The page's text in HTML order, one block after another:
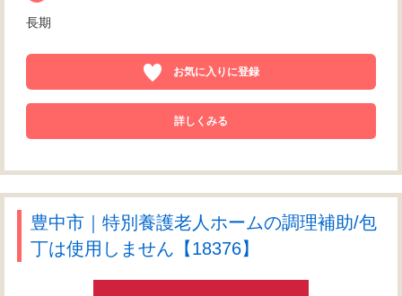
長期
お気に入りに登録
詳しくみる
豊中市｜特別養護老人ホームの調理補助/包
丁は使用しません【18376】